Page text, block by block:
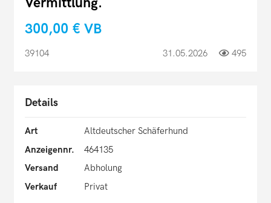
300,00 € VB
39104 31.05.2026 495
Details
Art
Altdeutscher Schäferhund
Anzeigennr.
464135
Versand
Abholung
Verkauf
Privat